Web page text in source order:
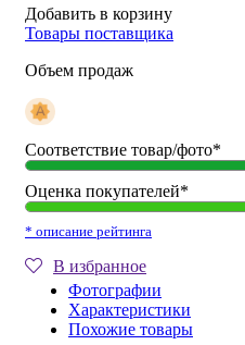
Добавить в корзину
Товары поставщика
Объем продаж
Соответствие товар/фото*
Оценка покупателей*
* описание рейтинга
В избранное
Фотографии
Характеристики
Похожие товары